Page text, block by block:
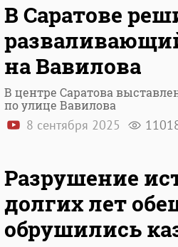
В Саратове
на Вавилова
В центре Саратова
по улице Вавилова
8 сентября 2025
Разрушение
долгих лет
обрушились